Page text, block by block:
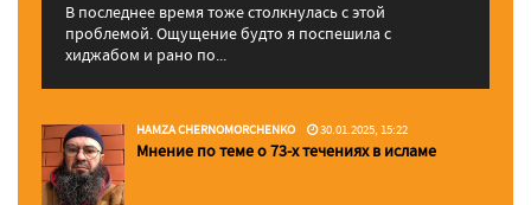
В последнее время тоже столкнулась с этой
проблемой. Ощущение будто я поспешила с
хиджабом и рано по...
HAMZA CHERNOMORCHENKO 30.01.2025, 15:22
Мнение по теме о 73-х течениях в исламе